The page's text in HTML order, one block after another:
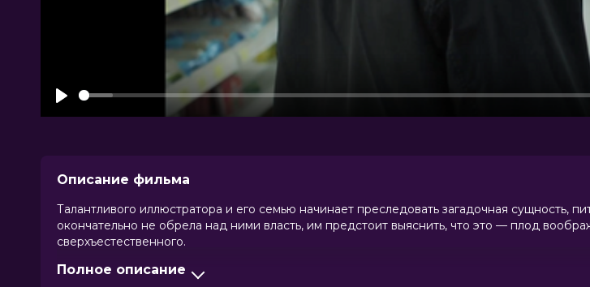
Play
Описание фильма
Талантливого иллюстратора и его семью начинает преследовать загадочная сущность,
окончательно не обрела над ними власть, им предстоит выяснить, что это — плод
сверхъестественного.
Оценка 6.1 / 10 (21 762 голоса)
Полное описание